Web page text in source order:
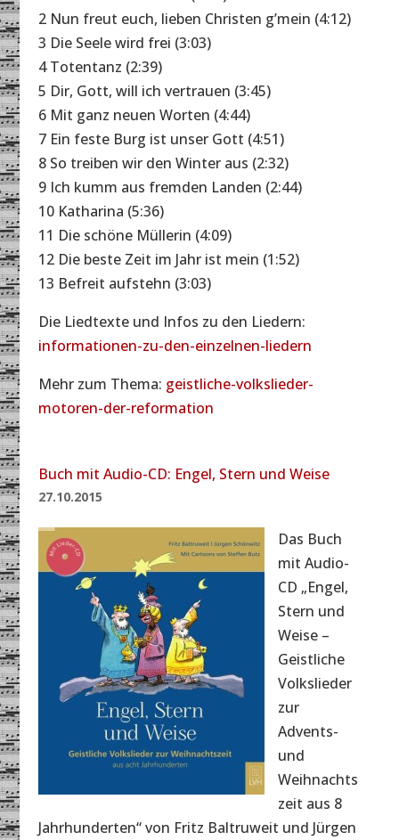
2 Nun freut euch, lieben Christen g’mein (4:12)
3 Die Seele wird frei (3:03)
4 Totentanz (2:39)
5 Dir, Gott, will ich vertrauen (3:45)
6 Mit ganz neuen Worten (4:44)
7 Ein feste Burg ist unser Gott (4:51)
8 So treiben wir den Winter aus (2:32)
9 Ich kumm aus fremden Landen (2:44)
10 Katharina (5:36)
11 Die schöne Müllerin (4:09)
12 Die beste Zeit im Jahr ist mein (1:52)
13 Befreit aufstehn (3:03)
Die Liedtexte und Infos zu den Liedern:
informationen-zu-den-einzelnen-liedern
Mehr zum Thema: geistliche-volkslieder-
motoren-der-reformation
Buch mit Audio-CD: Engel, Stern und Weise
27.10.2015
Das Buch
mit Audio-
CD „Engel,
Stern und
Weise –
Geistliche
Volkslieder
zur
Advents-
und
Weihnachts
zeit aus 8
Jahrhunderten“ von Fritz Baltruweit und Jürgen